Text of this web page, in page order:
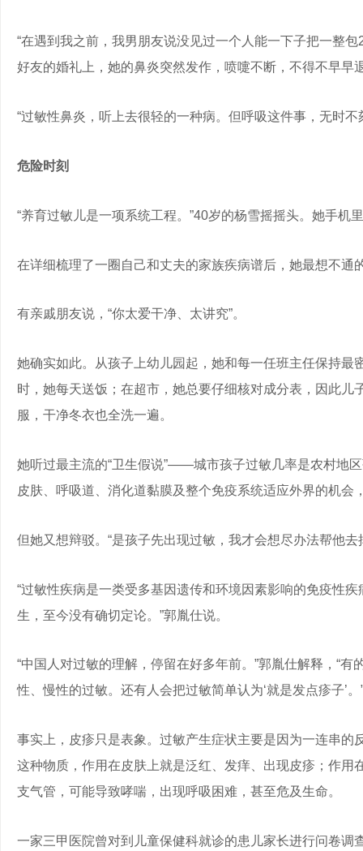
“在遇到我之前，我男朋友说没见过一个人能一下子把一整
好友的婚礼上，她的鼻炎突然发作，喷嚏不断，不得不早早
“过敏性鼻炎，听上去很轻的一种病。但呼吸这件事，无时
危险时刻
“养育过敏儿是一项系统工程。”40岁的杨雪摇摇头。她手机
在详细梳理了一圈自己和丈夫的家族疾病谱后，她最想不通
有亲戚朋友说，“你太爱干净、太讲究”。
她确实如此。从孩子上幼儿园起，她和每一任班主任保持
时，她每天送饭；在超市，她总要仔细核对成分表，因此儿
服，干净冬衣也全洗一遍。
她听过最主流的“卫生假说”——城市孩子过敏几率是农村地
皮肤、呼吸道、消化道黏膜及整个免疫系统适应外界的机会
但她又想辩驳。“是孩子先出现过敏，我才会想尽办法帮他
“过敏性疾病是一类受多基因遗传和环境因素影响的免疫性
生，至今没有确切定论。”郭胤仕说。
“中国人对过敏的理解，停留在好多年前。”郭胤仕解释，“
性、慢性的过敏。还有人会把过敏简单认为‘就是发点疹子’。
事实上，皮疹只是表象。过敏产生症状主要是因为一连串的
这种物质，作用在皮肤上就是泛红、发痒、出现皮疹；作
支气管，可能导致哮喘，出现呼吸困难，甚至危及生命。
一家三甲医院曾对到儿童保健科就诊的患儿家长进行问卷